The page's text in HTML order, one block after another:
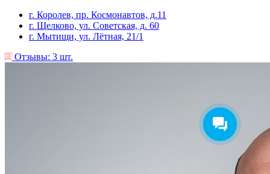
г. Королев, пр. Космонавтов, д.11
г. Щелково, ул. Советская, д. 60
г. Мытищи, ул. Лëтная, 21/1
Отзывы: 3 шт.